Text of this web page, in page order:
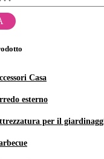
Casa
esterno
per il